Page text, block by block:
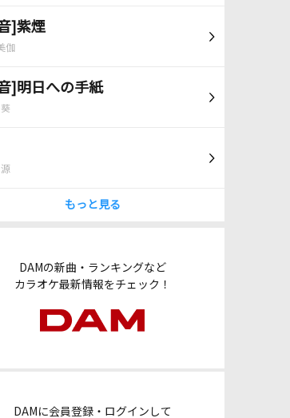
]紫煙
伽
]明日への手紙
もっと見る
DAMの新曲・ランキングなど
カラオケ最新情報をチェック！
DAMに会員登録・ログインして